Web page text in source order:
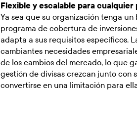
Flexible y escalable para cualquier
Ya sea que su organización tenga
programa de cobertura de
adapta a sus requisitos específicos.
cambiantes necesidades
de los cambios del mercado, lo que
gestión de divisas crezcan junto con
convertirse en una limitación para